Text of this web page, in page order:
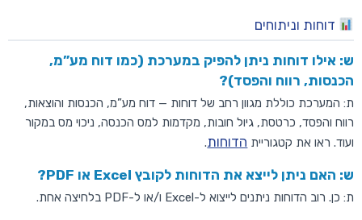
דוחות וניתוחים
ש: אילו דוחות ניתן להפיק במערכת (כמו דוח מע”מ,
הכנסות, רווח והפסד)?
ת: המערכת כוללת מגוון רחב של דוחות — דוח מע”מ, הכנסות והוצאות,
רווח והפסד, כרטסת, גיול חובות, מקדמות למס הכנסה, ניכוי מס במקור
ועוד. ראו את קטגוריית הדוחות.
ש: האם ניתן לייצא את הדוחות לקובץ Excel או PDF?
ת: כן. רוב הדוחות ניתנים לייצוא ל-Excel ו/או ל-PDF בלחיצה אחת.